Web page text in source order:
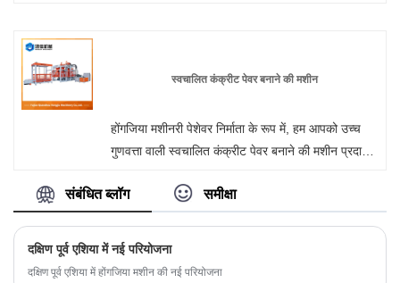
में दीवार पैनल मशीन निर्माता और आपूर्तिकर्ता है।
स्वचालित कंक्रीट पेवर बनाने की मशीन
होंगजिया मशीनरी पेशेवर निर्माता के रूप में, हम आपको उच्च
गुणवत्ता वाली स्वचालित कंक्रीट पेवर बनाने की मशीन प्रदान
और समय पर डिलीवरी प्रदान करेंगे। सर्वो मोटर कंपन का
मशीन चक्र को सुचारू किया जाता है जिसके परिणामस्वरूप
संबंधित ब्लॉग समीक्षा
दक्षिण पूर्व एशिया में नई परियोजना
दक्षिण पूर्व एशिया में होंगजिया मशीन की नई परियोजना